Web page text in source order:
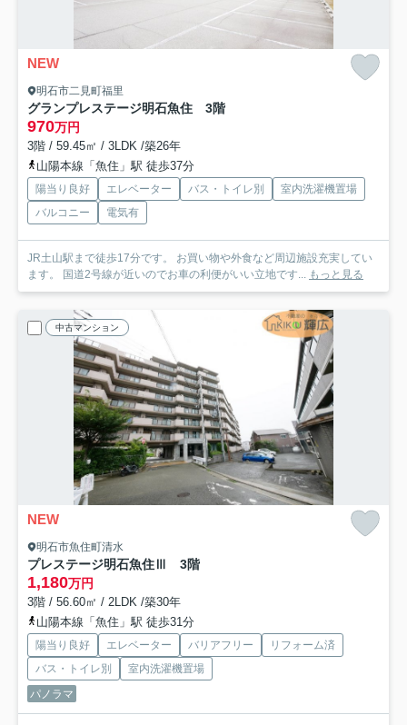
NEW
明石市二見町福里
グランプレステージ明石魚住 3階
970万円
3階 / 59.45㎡ / 3LDK /築26年
山陽本線「魚住」駅 徒歩37分
陽当り良好 エレベーター バス・トイレ別
室内洗濯機置場
バルコニー
電気有
JR土山駅まで徒歩17分です。 お買い物や外食など周辺施設充実してい
ます。 国道2号線が近いのでお車の利便がいい立地です... もっと見る
中古マンション
NEW
明石市魚住町清水
プレステージ明石魚住Ⅲ 3階
1,180万円
3階 / 56.60㎡ / 2LDK /築30年
山陽本線「魚住」駅 徒歩31分
陽当り良好 エレベーター バリアフリー
リフォーム済
バス・トイレ別
室内洗濯機置場
パノラマ